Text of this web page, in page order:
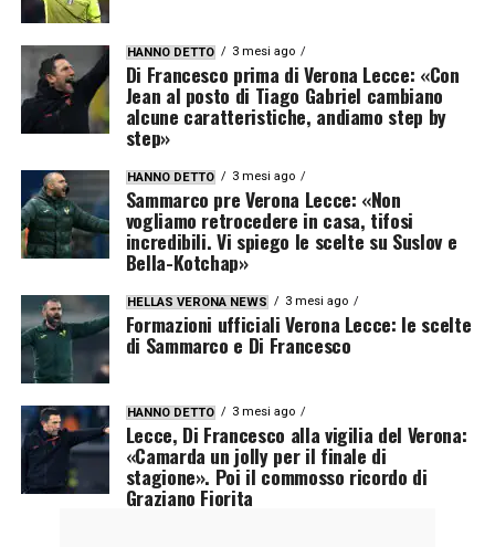
HANNO DETTO 3 mesi ago
Di Francesco prima di Verona Lecce: «Con
Jean al posto di Tiago Gabriel cambiano
alcune caratteristiche, andiamo step by
step»
HANNO DETTO 3 mesi ago
Sammarco pre Verona Lecce: «Non
vogliamo retrocedere in casa, tifosi
incredibili. Vi spiego le scelte su Suslov e
Bella-Kotchap»
HELLAS VERONA NEWS 3 mesi ago
Formazioni ufficiali Verona Lecce: le scelte
di Sammarco e Di Francesco
HANNO DETTO 3 mesi ago
Lecce, Di Francesco alla vigilia del Verona:
«Camarda un jolly per il finale di
stagione». Poi il commosso ricordo di
Graziano Fiorita